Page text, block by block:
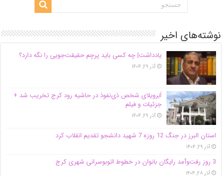
نوشته‌های اخیر
یادداشت| ‌چه کسی باید پرچم حقیقت‌جویی را نگه دارد؟
آذر ۲۹, ۱۴۰۴
اَبَر‌ویلای شخص ذی‌نفوذ در حاشیه‌ رود کرج تخریب شد +
جزئیات و فیلم
آذر ۲۹, ۱۴۰۴
استان البرز در جنگ 12 روزه 7 شهید دانشجو تقدیم انقلاب کرد
آذر ۲۹, ۱۴۰۴
3 روز رفت‌وآمد رایگان بانوان در خطوط اتوبوسرانی شهری کرج
آذر ۲۸, ۱۴۰۴